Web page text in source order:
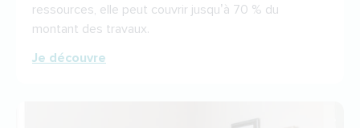
ressources, elle peut couvrir jusqu’à 70 % du
montant des travaux.
Je découvre